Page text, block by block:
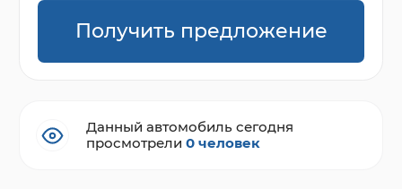
Получить предложение
Данный автомобиль сегодня
просмотрели0 человек